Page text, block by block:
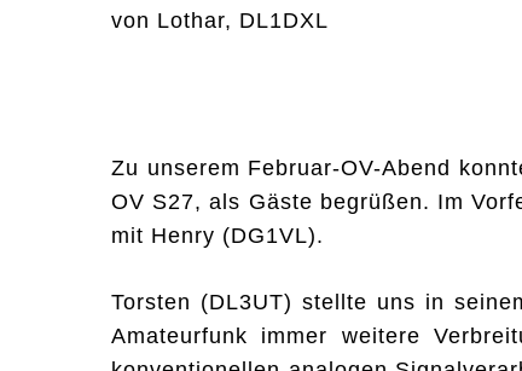
von Lothar, DL1DXL
Zu unserem Februar-OV-Abend
OV S27, als Gäste begrüßen. Im
mit Henry (DG1VL).
Torsten (DL3UT) stellte uns in
Amateurfunk immer weitere